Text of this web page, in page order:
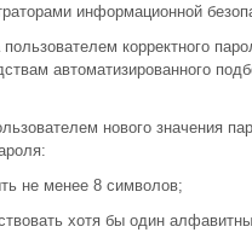
информационной
корректного
автоматизированного
нового значения
не менее 8 символов;
хотя бы один